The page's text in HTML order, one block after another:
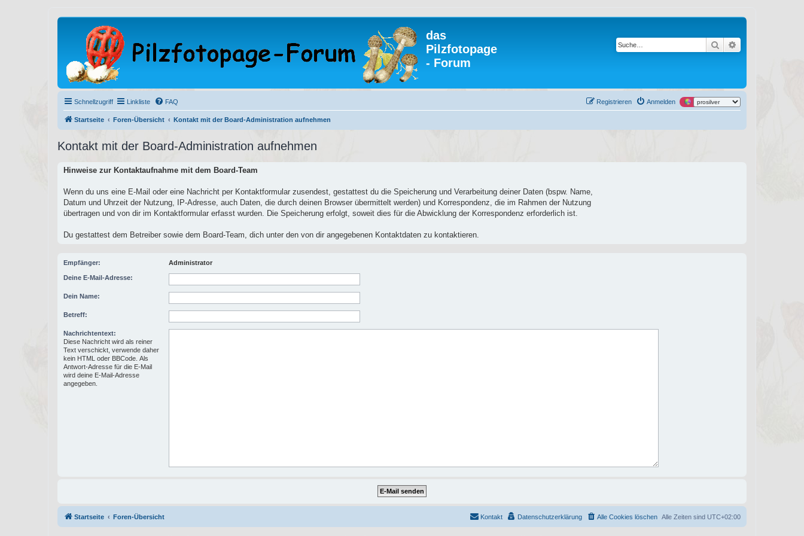
das
Pilzfotopage
- Forum
Suche
Schnellzugriff Linkliste FAQ Anmelden
Registrieren
Startseite Foren-Übersicht Kontakt mit der Board-Administration aufnehmen
Kontakt mit der Board-Administration aufnehmen
Hinweise zur Kontaktaufnahme mit dem Board-Team
Wenn du uns eine E-Mail oder eine Nachricht per Kontaktformular zusendest, gestattest du die Speicherung und Verarbeitung deiner Daten (bspw. Name,
Datum und Uhrzeit der Nutzung, IP-Adresse, auch Daten, die durch deinen Browser übermittelt werden) und Korrespondenz, die im Rahmen der Nutzung
übertragen und von dir im Kontaktformular erfasst wurden. Die Speicherung erfolgt, soweit dies für die Abwicklung der Korrespondenz erforderlich ist.
Du gestattest dem Betreiber sowie dem Board-Team, dich unter den von dir angegebenen Kontaktdaten zu kontaktieren.
Empfänger: Administrator
Deine E-Mail-Adresse:
Dein Name:
Betreff:
Nachrichtentext:
Diese Nachricht wird als reiner
Text verschickt, verwende daher
kein HTML oder BBCode. Als
Antwort-Adresse für die E-Mail
wird deine E-Mail-Adresse
angegeben.
Startseite Foren-Übersicht Alle Zeiten sind UTC+02:00
Alle Cookies löschen
Datenschutzerklärung
Kontakt